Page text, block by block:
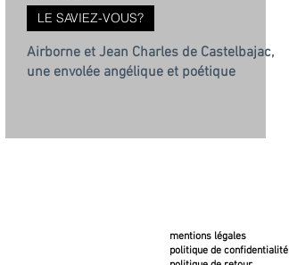
LE SAVIEZ-VOUS?
Airborne et Jean Charles de Castelbajac,
une envolée angélique et poétique
mentions légales
politique de confidentialité